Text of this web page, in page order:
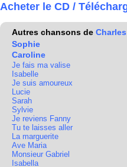
Acheter le CD /
Autres chansons de
Sophie
Caroline
Je fais ma valise
Isabelle
Je suis amoureux
Lucie
Sarah
Sylvie
Je reviens Fanny
Tu te laisses aller
La marguerite
Ave Maria
Monsieur Gabriel
Isabella